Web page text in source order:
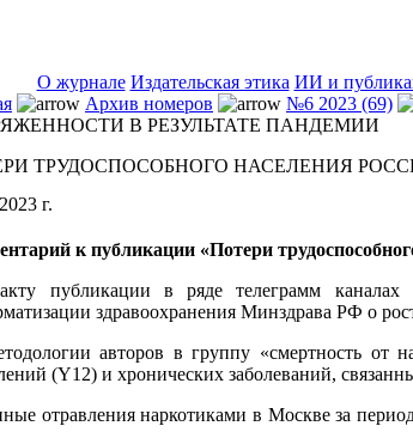
О журнале Издательская этика ИИ и
Архив номеров №6 2023 (69)
В РЕЗУЛЬТАТЕ ПАНДЕМИИ
ТРУДОСПОСОБНОГО НАСЕЛЕНИЯ
г.
к публикации «Потери
публикации в ряде телеграмм каналах
здравоохранения Минздрава РФ о
авторов в группу «смертность от
(Y12) и хронических заболеваний,
отравления наркотиками в Москве за